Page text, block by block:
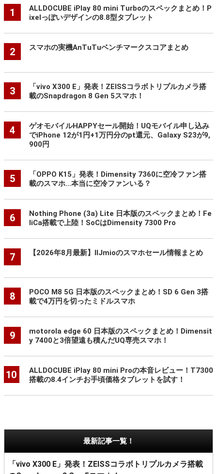
1
ALLDOCUBE iPlay 80 mini Turboのスペックまとめ！P
ixelっぽいデザインの8.8型タブレット
2 スマホの実機AnTuTuベンチマークスコアまとめ
3
「vivo X300 E」発表！ZEISSコラボトリプルカメラ搭
載のSnapdragon 8 Gen 5スマホ！
4
ゲオモバイルHAPPYセール開始！UQモバイル申し込み
でiPhone 12が1円+1万円分のpt還元、Galaxy S23が9,
900円
5
「OPPO K15」発表！Dimensity 7360に空冷ファン搭
載のスマホ…本当に空冷ファンいる？
6
Nothing Phone (3a) Lite 日本版のスペックまとめ！Fe
liCa搭載で上陸！SoCはDimensity 7300 Pro
7 【2026年8月最新】IIJmioのスマホセール情報まとめ
8
POCO M8 5G 日本版のスペックまとめ！SD 6 Gen 3搭
載で4万円を切ったミドルスマホ
9
motorola edge 60 日本版のスペックまとめ！Dimensit
y 7400と3倍望遠も積んだUQ専売スマホ！
10
ALLDOCUBE iPlay 80 mini Proの本音レビュー！T7300
搭載の8.4インチお手頃価格タブレットを試す！
最新記事一覧！
「vivo X300 E」発表！ZEISSコラボトリプルカメラ搭載